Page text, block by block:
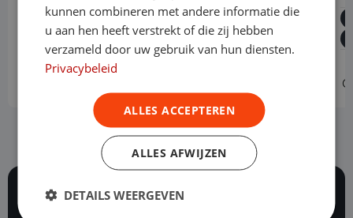
Benzine Automaat 82.414 km
2022
Helmond
kunnen combineren met andere informatie die
u aan hen heeft verstrekt of die zij hebben
verzameld door uw gebruik van hun diensten.
Privacybeleid
ALLES ACCEPTEREN
ALLES AFWIJZEN
DETAILS WEERGEVEN